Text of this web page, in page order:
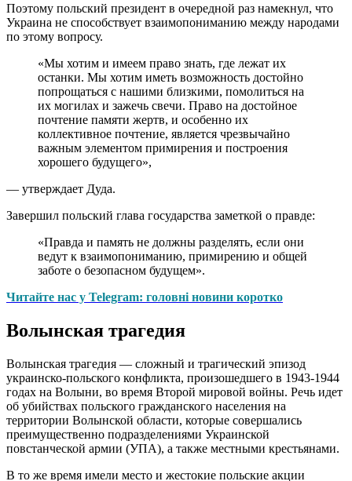
Поэтому польский президент в очередной раз намекнул, что
Украина не способствует взаимопониманию между народами
по этому вопросу.
«Мы хотим и имеем право знать, где лежат их
останки. Мы хотим иметь возможность достойно
попрощаться с нашими близкими, помолиться на
их могилах и зажечь свечи. Право на достойное
почтение памяти жертв, и особенно их
коллективное почтение, является чрезвычайно
важным элементом примирения и построения
хорошего будущего»,
— утверждает Дуда.
Завершил польский глава государства заметкой о правде:
«Правда и память не должны разделять, если они
ведут к взаимопониманию, примирению и общей
заботе о безопасном будущем».
Читайте нас у Telegram: головні новини коротко
Волынская трагедия
Волынская трагедия — сложный и трагический эпизод
украинско-польского конфликта, произошедшего в 1943-1944
годах на Волыни, во время Второй мировой войны. Речь идет
об убийствах польского гражданского населения на
территории Волынской области, которые совершались
преимущественно подразделениями Украинской
повстанческой армии (УПА), а также местными крестьянами.
В то же время имели место и жестокие польские акции